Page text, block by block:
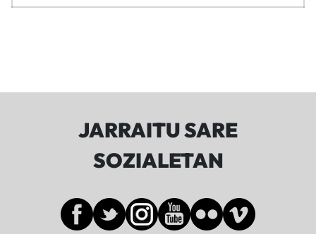
JARRAITU SARE
SOZIALETAN